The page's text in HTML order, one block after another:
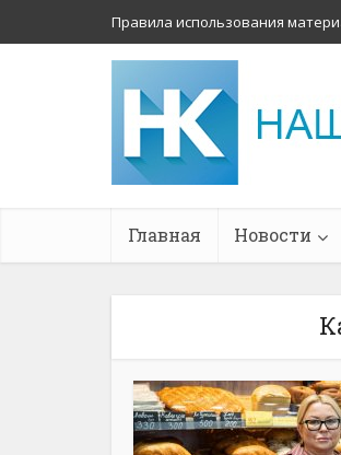
Правила использования
Главная Новости